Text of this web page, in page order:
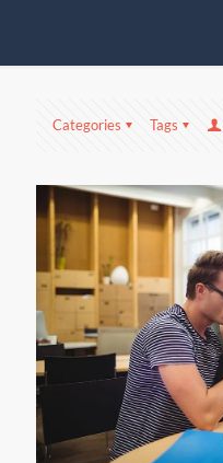
Categories Tags